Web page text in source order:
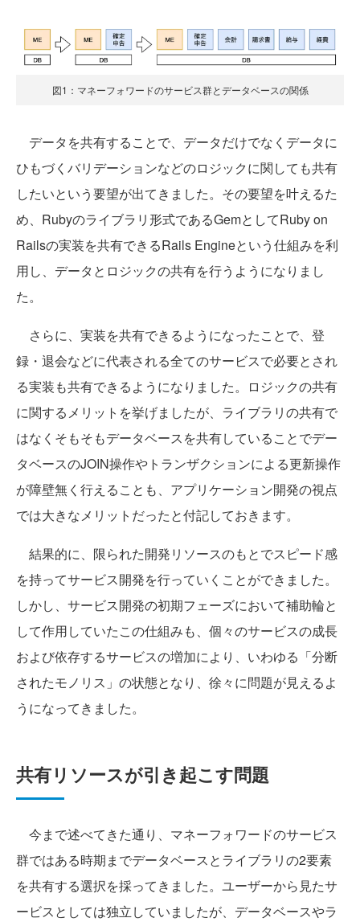
図1：マネーフォワードのサービス群とデータベースの関係
データを共有することで、データだけでなくデータに
ひもづくバリデーションなどのロジックに関しても共有
したいという要望が出てきました。その要望を叶えるた
め、Rubyのライブラリ形式であるGemとしてRuby on
Railsの実装を共有できるRails Engineという仕組みを利
用し、データとロジックの共有を行うようになりまし
た。
さらに、実装を共有できるようになったことで、登
録・退会などに代表される全てのサービスで必要とされ
る実装も共有できるようになりました。ロジックの共有
に関するメリットを挙げましたが、ライブラリの共有で
はなくそもそもデータベースを共有していることでデー
タベースのJOIN操作やトランザクションによる更新操作
が障壁無く行えることも、アプリケーション開発の視点
では大きなメリットだったと付記しておきます。
結果的に、限られた開発リソースのもとでスピード感
を持ってサービス開発を行っていくことができました。
しかし、サービス開発の初期フェーズにおいて補助輪と
して作用していたこの仕組みも、個々のサービスの成長
および依存するサービスの増加により、いわゆる「分断
されたモノリス」の状態となり、徐々に問題が見えるよ
うになってきました。
共有リソースが引き起こす問題
今まで述べてきた通り、マネーフォワードのサービス
群ではある時期までデータベースとライブラリの2要素
を共有する選択を採ってきました。ユーザーから見たサ
ービスとしては独立していましたが、データベースやラ